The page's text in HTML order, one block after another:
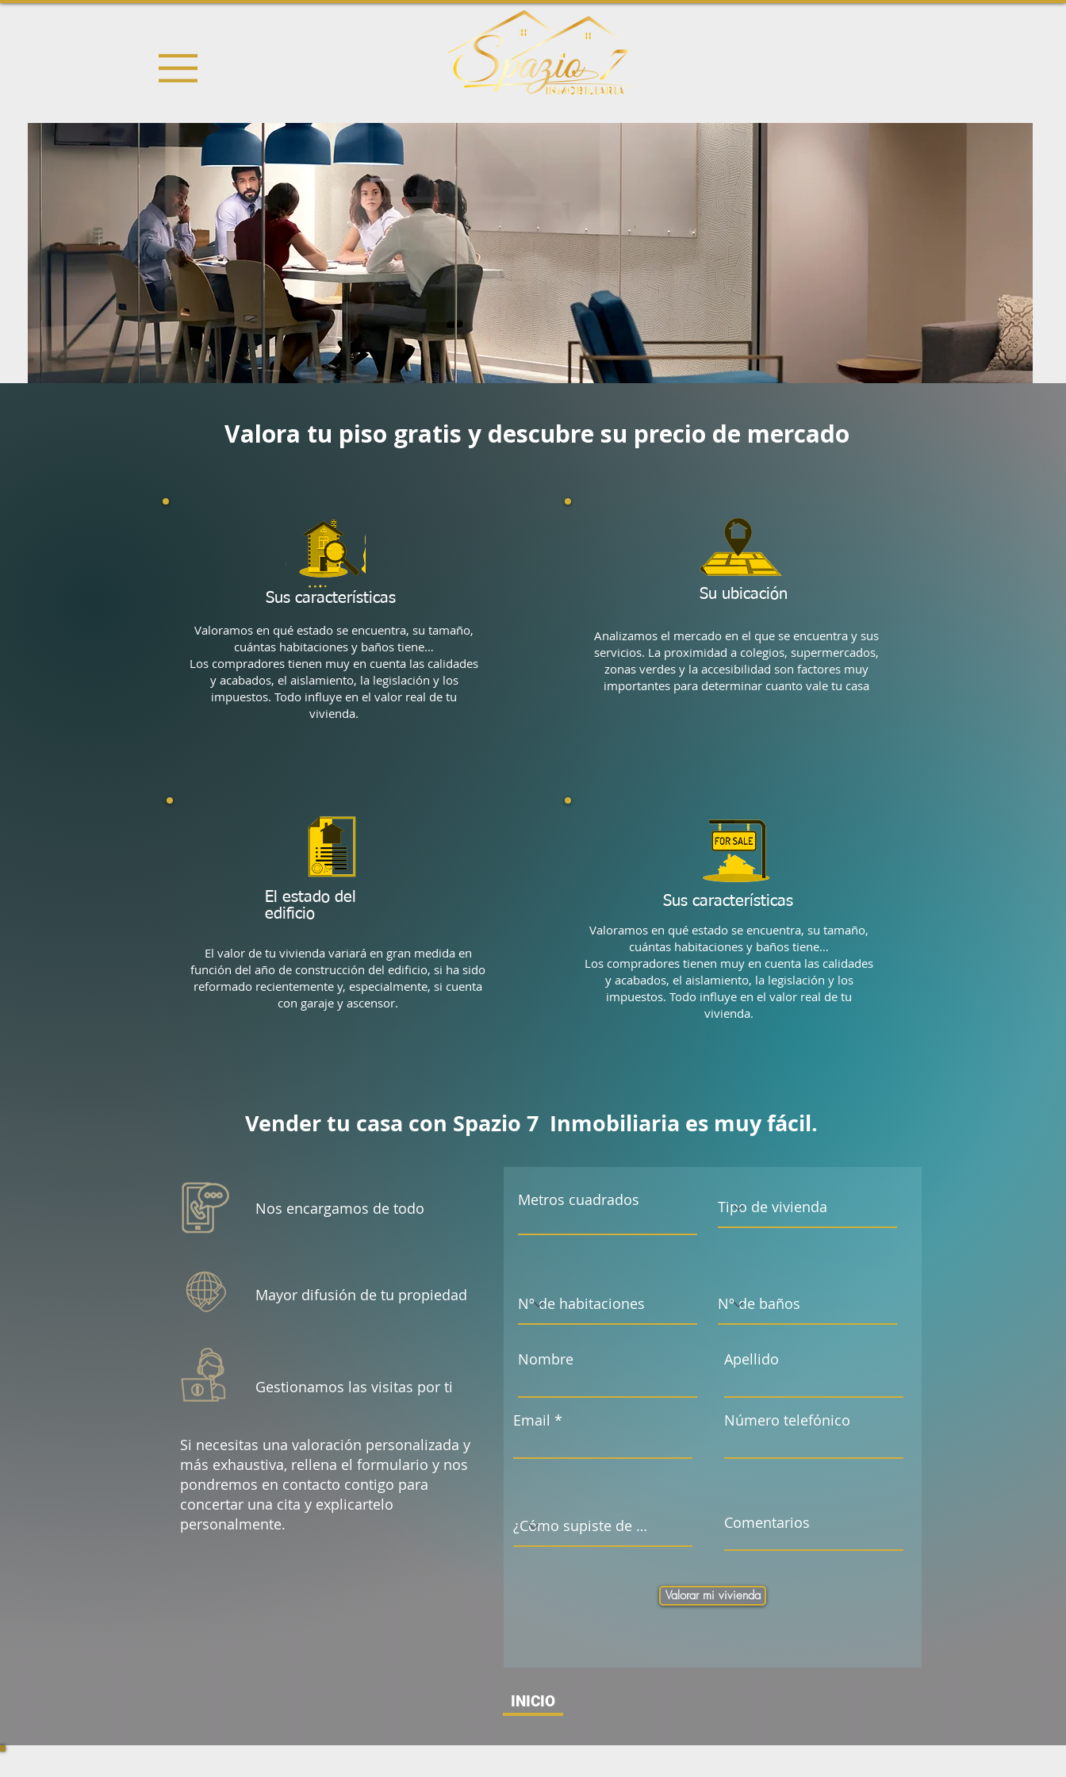
Valora tu piso gratis y descubre su precio de mercado
Sus características
Valoramos en qué estado se encuentra, su tamaño,
cuántas habitaciones y baños tiene…
Los compradores tienen muy en cuenta las calidades
y acabados, el aislamiento, la legislación y los
impuestos. Todo influye en el valor real de tu
vivienda.
Su ubicación
Analizamos el mercado en el que se encuentra y sus
servicios. La proximidad a colegios, supermercados,
zonas verdes y la accesibilidad son factores muy
importantes para determinar cuanto vale tu casa
El estado del
edificio
El valor de tu vivienda variará en gran medida en
función del año de construcción del edificio, si ha sido
reformado recientemente y, especialmente, si cuenta
con garaje y ascensor.
Sus características
Valoramos en qué estado se encuentra, su tamaño,
cuántas habitaciones y baños tiene…
Los compradores tienen muy en cuenta las calidades
y acabados, el aislamiento, la legislación y los
impuestos. Todo influye en el valor real de tu
vivienda.
Vender tu casa con Spazio 7 Inmobiliaria es muy fácil.
Nos encargamos de todo
Mayor difusión de tu propiedad
Gestionamos las visitas por ti
Si necesitas una valoración personalizada y
más exhaustiva, rellena el formulario y nos
pondremos en contacto contigo para
concertar una cita y explicartelo
personalmente.
Metros cuadrados
Nombre
Email
Apellido
Número telefónico
Comentarios
Valorar mi vivienda
INICIO